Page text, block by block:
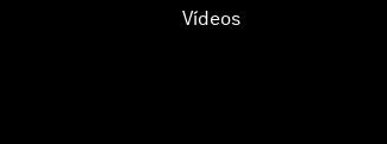
Vídeos